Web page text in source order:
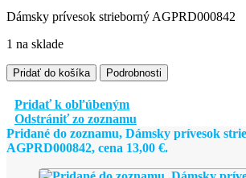
Dámsky prívesok strieborný AGPRD000842
1 na sklade
množstvo
Dámsky
prívesok
strieborný
AGPRD000842
Pridať do košíka Podrobnosti
Pridať k obľúbeným
Odstrániť zo zoznamu
Pridané do zoznamu, Dámsky prívesok
AGPRD000842, cena 13,00 €.